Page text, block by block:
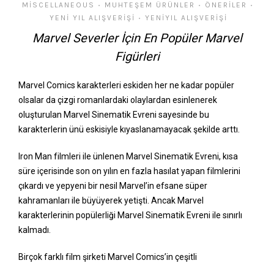
MISCELLANEOUS • MUHTEŞEM ÜRÜNLER • ÖNERILER •
YENI YIL ALIŞVERIŞI • YENIYIL ALIŞVERIŞI
Marvel Severler İçin En Popüler Marvel
Figürleri
Marvel Comics karakterleri eskiden her ne kadar popüler
olsalar da çizgi romanlardaki olaylardan esinlenerek
oluşturulan Marvel Sinematik Evreni sayesinde bu
karakterlerin ünü eskisiyle kıyaslanamayacak şekilde arttı.
Iron Man filmleri ile ünlenen Marvel Sinematik Evreni, kısa
süre içerisinde son on yılın en fazla hasılat yapan filmlerini
çıkardı ve yepyeni bir nesil Marvel’in efsane süper
kahramanları ile büyüyerek yetişti. Ancak Marvel
karakterlerinin popülerliği Marvel Sinematik Evreni ile sınırlı
kalmadı.
Birçok farklı film şirketi Marvel Comics’in çeşitli